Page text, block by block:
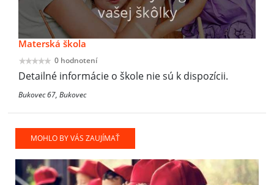
Materská škola
0 hodnotení
Detailné informácie o škole nie sú k dispozícii.
Bukovec 67, Bukovec
MOHLO BY VÁS ZAUJÍMAŤ